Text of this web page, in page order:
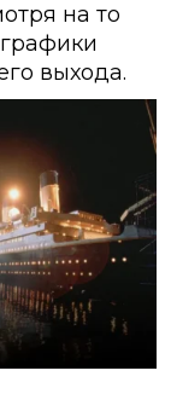
на то
выхода.